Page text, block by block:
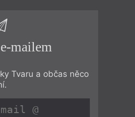
mailem
Tvaru a občas něco